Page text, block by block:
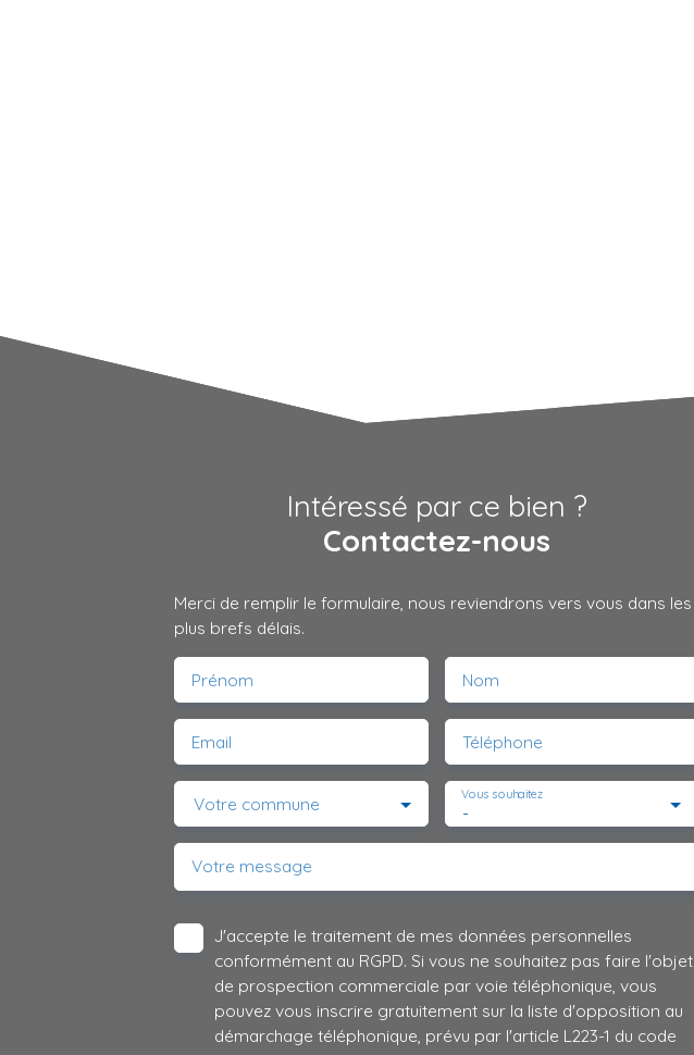
Intéressé par ce bien ?
Contactez-nous
Merci de remplir le formulaire, nous reviendrons vers vous dans les
plus brefs délais.
Prénom Nom
Email Téléphone
Votre commune -
Vous souhaitez
Votre message
J'accepte le traitement de mes données personnelles
conformément au RGPD. Si vous ne souhaitez pas faire l'objet
de prospection commerciale par voie téléphonique, vous
pouvez vous inscrire gratuitement sur la liste d'opposition au
démarchage téléphonique, prévu par l'article L223-1 du code